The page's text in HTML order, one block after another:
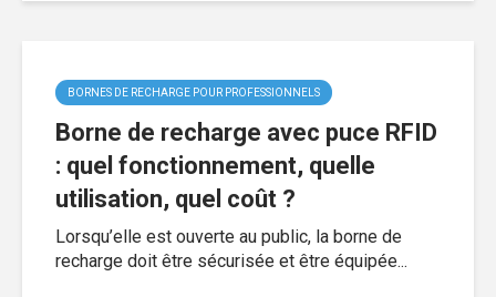
BORNES DE RECHARGE POUR PROFESSIONNELS
Borne de recharge avec puce RFID
: quel fonctionnement, quelle
utilisation, quel coût ?
Lorsqu’elle est ouverte au public, la borne de
recharge doit être sécurisée et être équipée...